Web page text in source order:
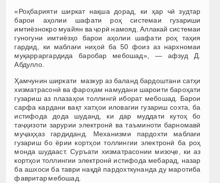
«Роҳбарияти ширкат нақша дорад, ки ҳар чӣ зудтар
барои аҳолии шафати роҳ системаи гузариши
имтиёзнокро муайян ва ҷорӣ намояд. Аллакай системаи
гуногуни имтиёзҳо барои аҳолии шафати роҳ таҳия
гардид, ки маблағи ниҳоӣ ба 50 фоиз аз нархномаи
муқарраргардида баробар мебошад», — афзуд Д.
Абдулло.
Ҳамчунин ширкати мазкур аз баланд бардоштани сатҳи
хизматрасонӣ ва фароҳам намудани шароити бароҳати
гузариш аз плазаҳои толлингӣ иборат мебошад. Барои
сарфа кардани вақт хатҳои иловагии гузариш сохта, ба
истифода дода шуданд, ки дар муддати кутоҳ бо
таҷҳизоти зарурии электронӣ ва таъминоти барномавӣ
муҷаҳҳаз гардиданд. Механизми пардохти маблағи
гузариш бо ёрии кортҳои толлингии электронӣ ба роҳ
монда шудааст. Суръати хизматрасонии мизоҷе, ки аз
кортҳои толлингии электронӣ истифода мебарад, назар
ба ашхоси ба таври нақдӣ пардохткунанда ду маротиба
фавритар мебошад.